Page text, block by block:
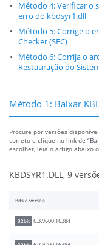
Método 4: Verificar o
erro do kbdsyr1.dll
Método 5: Corrige o
Checker (SFC)
Método 6: Corrija o
Restauração do
Método 1: Baixar
Procure por versões
correto e clique no link de
escolher, leia o artigo abaixo
KBDSYR1.DLL, 9
Bits e versão
32bit 6.3.9600.16384